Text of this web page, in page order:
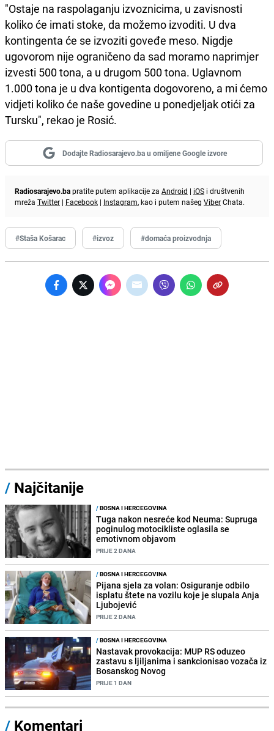
"Ostaje na raspolaganju izvoznicima, u zavisnosti
koliko će imati stoke, da možemo izvoditi. U dva
kontingenta će se izvoziti goveđe meso. Nigdje
ugovorom nije ograničeno da sad moramo naprimjer
izvesti 500 tona, a u drugom 500 tona. Uglavnom
1.000 tona je u dva kontigenta dogovoreno, a mi ćemo
vidjeti koliko će naše govedine u ponedjeljak otići za
Tursku", rekao je Rosić.
Dodajte Radiosarajevo.ba u omiljene Google izvore
Radiosarajevo.bapratite putem aplikacije za Android | iOS i društvenih
mreža Twitter | Facebook | Instagram, kao i putem našeg ViberChata.
#Staša Košarac #izvoz #domaća proizvodnja
/ Najčitanije
/BOSNA I HERCEGOVINA
Tuga nakon nesreće kod Neuma: Supruga
poginulog motocikliste oglasila se
emotivnom objavom
PRIJE 2 DANA
/BOSNA I HERCEGOVINA
Pijana sjela za volan: Osiguranje odbilo
isplatu štete na vozilu koje je slupala Anja
Ljubojević
PRIJE 2 DANA
/BOSNA I HERCEGOVINA
Nastavak provokacija: MUP RS oduzeo
zastavu s ljiljanima i sankcionisao vozača iz
Bosanskog Novog
PRIJE 1 DAN
/ Komentari